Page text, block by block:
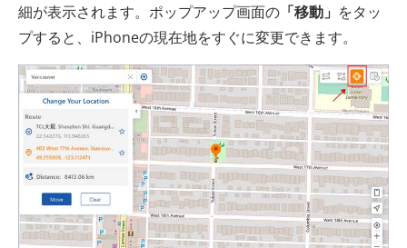
細が表示されます。ポップアップ画面の 「移動」 をタッ
プすると、iPhoneの現在地をすぐに変更できます。